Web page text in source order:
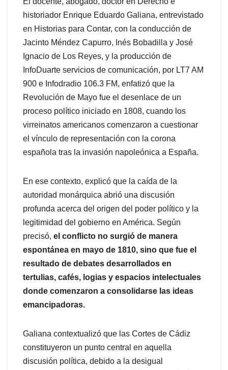
historiador Enrique Eduardo Galiana, entrevistado
en Historias para Contar, con la conducción de
Jacinto Méndez Capurro, Inés Bobadilla y José
Ignacio de Los Reyes, y la producción de
InfoDuarte servicios de comunicación, por LT7 AM
900 e Infodradio 106.3 FM, enfatizó que la
Revolución de Mayo fue el desenlace de un
proceso político iniciado en 1808, cuando los
virreinatos americanos comenzaron a cuestionar
el vínculo de representación con la corona
española tras la invasión napoleónica a España.
En ese contexto, explicó que la caída de la
autoridad monárquica abrió una discusión
profunda acerca del origen del poder político y la
legitimidad del gobierno en América. Según
precisó, el conflicto no surgió de manera
espontánea en mayo de 1810, sino que fue el
resultado de debates desarrollados en
tertulias, cafés, logias y espacios intelectuales
donde comenzaron a consolidarse las ideas
emancipadoras.
Galiana contextualizó que las Cortes de Cádiz
constituyeron un punto central en aquella
discusión política, debido a la desigual